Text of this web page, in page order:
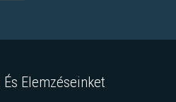
Elemzéseinket